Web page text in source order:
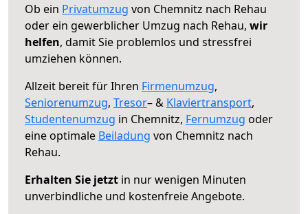
Ob ein Privatumzug von Chemnitz nach Rehau
oder ein gewerblicher Umzug nach Rehau, wir
helfen, damit Sie problemlos und stressfrei
umziehen können.
Allzeit bereit für Ihren Firmenumzug,
Seniorenumzug, Tresor– & Klaviertransport,
Studentenumzug in Chemnitz, Fernumzug oder
eine optimale Beiladung von Chemnitz nach
Rehau.
Erhalten Sie jetzt in nur wenigen Minuten
unverbindliche und kostenfreie Angebote.